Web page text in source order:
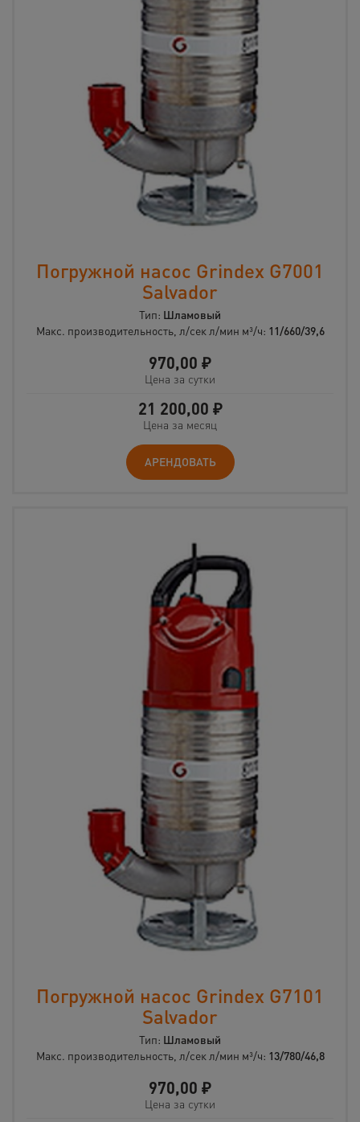
Погружной насос Grindex G7001
Salvador
Тип: Шламовый
Макс. производительность, л/сек л/мин м³/ч: 11/660/39,6
970,00 ₽
Цена за сутки
21 200,00 ₽
Цена за месяц
АРЕНДОВАТЬ
Погружной насос Grindex G7101
Salvador
Тип: Шламовый
Макс. производительность, л/сек л/мин м³/ч: 13/780/46,8
970,00 ₽
Цена за сутки